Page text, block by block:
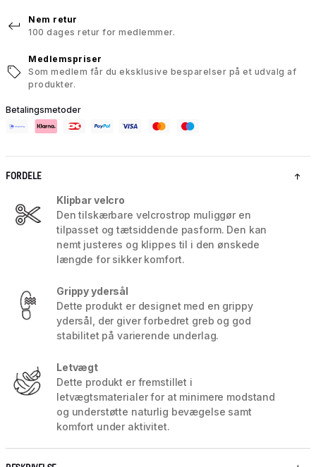
Nem retur
100 dages retur for medlemmer.
Medlemspriser
Som medlem får du eksklusive besparelser på et udvalg af
produkter.
Betalingsmetoder
FORDELE
Klipbar velcro
Den tilskærbare velcrostrop muliggør en
tilpasset og tætsiddende pasform. Den kan
nemt justeres og klippes til i den ønskede
længde for sikker komfort.
Grippy ydersål
Dette produkt er designet med en grippy
ydersål, der giver forbedret greb og god
stabilitet på varierende underlag.
Letvægt
Dette produkt er fremstillet i
letvægtsmaterialer for at minimere modstand
og understøtte naturlig bevægelse samt
komfort under aktivitet.